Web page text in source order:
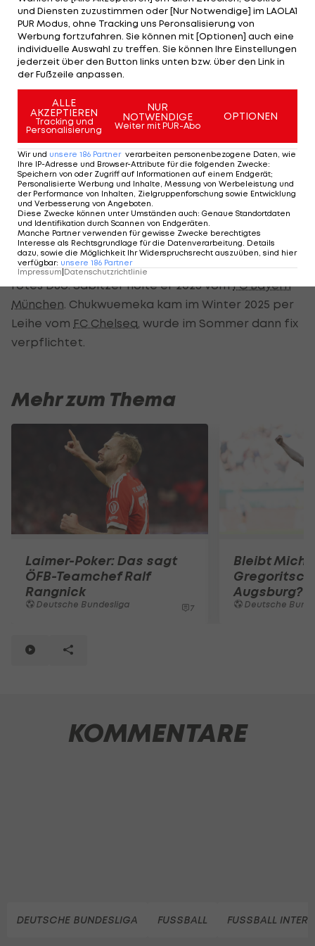
Wechsel zu Danso-Klub?
Es sei um ein Restgehalt von zwei Millionen Euro
gegangen, 1,5 Millionen davon gebe es jetzt als
Abfindung für Kehl. Am Freitag soll der ehemalige
BVB-Kapitän dann auch beim Heimspiel gegen
Frankfurt vor den Fans verabschiedet werden.
Er gilt als heißer Kandidat beiTottenham Hotspur
Der Premier-League-Klub kämpft mit ÖFB-Star
Kevin Dansoum den Klassenerhalt.ÖFB-
Teamspieler Danso lobt Neo-Coach >>>
In Dortmund betreute Kehl mitMarcel Sabitzer
und Carney Chukwuemeka bereits ein rot-weiß-
rotes Duo. Sabitzer holte er 2023 vomFC Bayern
München . Chukwuemeka kam im Winter 2025 per
Leihe vom FC Chelsea , wurde im Sommer dann fix
verpflichtet.
Mehr zum Thema
Laimer-Poker: Das sagt
ÖFB-Teamchef Ralf
Rangnick
Deutsche Bundesliga 7
Bleibt
Gregoritsch
Augsburg?
Deutsche
KOMMENTARE
DEUTSCHE BUNDESLIGA FUSSBALL FUSSBALL
und Diensten zuzustimmen oder [Nur Notwendige] im LAOLA1
PUR Modus, ohne Tracking uns Peronsalisierung von
Werbung fortzufahren. Sie können mit [Optionen] auch eine
individuelle Auswahl zu treffen. Sie können Ihre Einstellungen
jederzeit über den Button links unten bzw. über den Link in
der Fußzeile anpassen.
ALLE
AKZEPTIEREN
Tracking und
Personalisierung
NUR
NOTWENDIGE
Weiter mit PUR-Abo
OPTIONEN
Wir und unsere 186 Partner verarbeiten personenbezogene Daten, wie
Ihre IP-Adresse und Browser-Attribute für die folgenden Zwecke:
Speichern von oder Zugriff auf Informationen auf einem Endgerät;
Personalisierte Werbung und Inhalte, Messung von Werbeleistung und
der Performance von Inhalten, Zielgruppenforschung sowie Entwicklung
und Verbesserung von Angeboten.
Diese Zwecke können unter Umständen auch: Genaue Standortdaten
und Identifikation durch Scannen von Endgeräten.
Manche Partner verwenden für gewisse Zwecke berechtigtes
Interesse als Rechtsgrundlage für die Datenverarbeitung. Details
dazu, sowie die Möglichkeit Ihr Widerspruchsrecht auszuüben, sind hier
verfügbar: unsere 186 Partner
Impressum Datenschutzrichtlinie